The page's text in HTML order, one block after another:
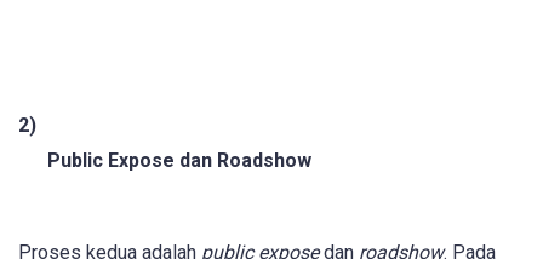
2)
Public Expose dan Roadshow
Proses kedua adalah public exposedan roadshow. Pada